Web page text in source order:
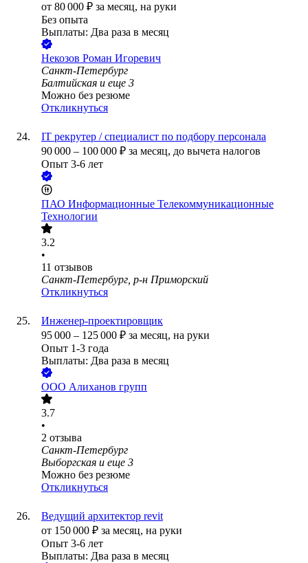
от 80 000 ₽ за месяц, на руки
Без опыта
Выплаты: Два раза в месяц
Некозов Роман Игоревич
Санкт-Петербург
Балтийская и еще 3
Можно без резюме
Откликнуться
IT рекрутер / специалист по подбору персонала
90 000 – 100 000 ₽ за месяц, до вычета налогов
Опыт 3-6 лет
ПАО Информационные Телекоммуникационные
Технологии
3.2
•
11 отзывов
Санкт-Петербург, р-н Приморский
Откликнуться
Инженер-проектировщик
95 000 – 125 000 ₽ за месяц, на руки
Опыт 1-3 года
Выплаты: Два раза в месяц
ООО Алиханов групп
3.7
•
2 отзыва
Санкт-Петербург
Выборгская и еще 3
Можно без резюме
Откликнуться
Ведущий архитектор revit
от 150 000 ₽ за месяц, на руки
Опыт 3-6 лет
Выплаты: Два раза в месяц